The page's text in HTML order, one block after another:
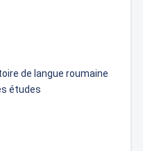
de langue roumaine
études